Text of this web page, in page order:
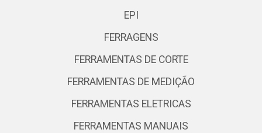
EPI
FERRAGENS
FERRAMENTAS DE CORTE
FERRAMENTAS DE MEDIÇÃO
FERRAMENTAS ELETRICAS
FERRAMENTAS MANUAIS